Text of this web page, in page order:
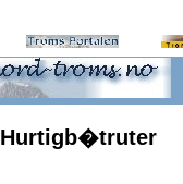
Hurtigb�truter